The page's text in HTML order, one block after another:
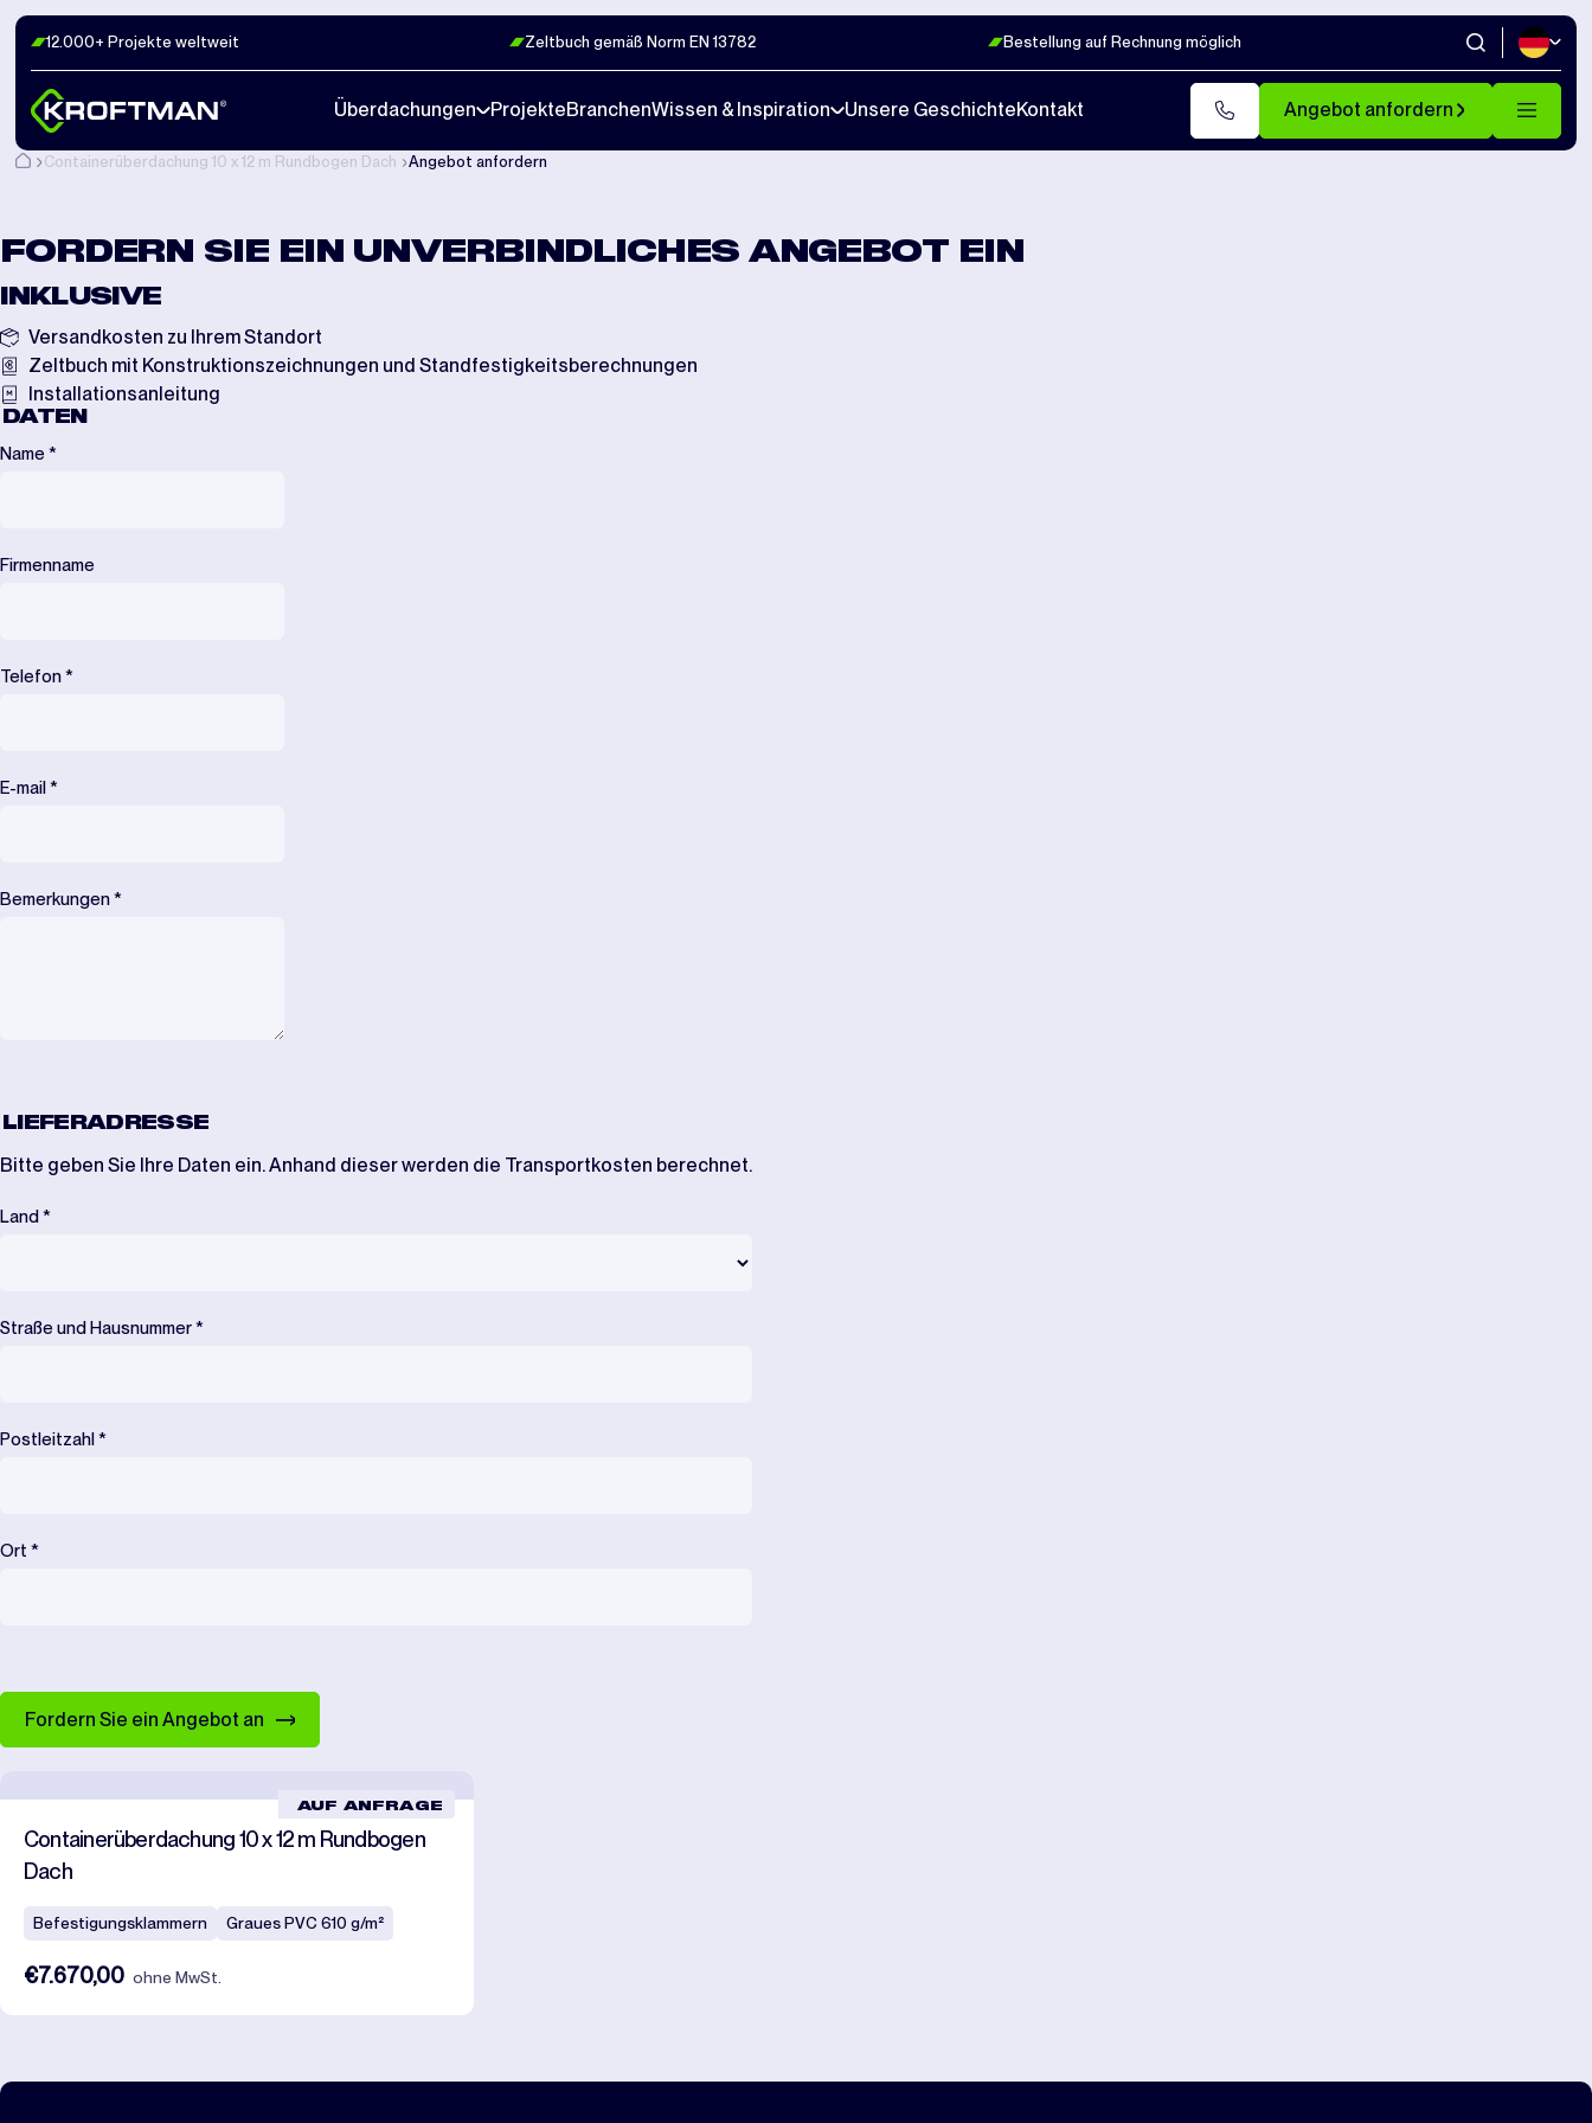
12.000+ Projekte weltweit Zeltbuch gemäß Norm EN 13782 Bestellung auf Rechnung möglich
Überdachungen ProjekteBranchenWissen & Inspiration Unsere GeschichteKontakt Angebot anfordern
Containerüberdachung 10 x 12 m Rundbogen Dach Angebot anfordern
FORDERN SIE EIN UNVERBINDLICHES ANGEBOT EIN
INKLUSIVE
Versandkosten zu Ihrem Standort
Zeltbuch mit Konstruktionszeichnungen und Standfestigkeitsberechnungen
Installationsanleitung
DATEN
Name *
Firmenname
Telefon*
E-mail*
Bemerkungen*
LIEFERADRESSE
Bitte geben Sie Ihre Daten ein. Anhand dieser werden die Transportkosten berechnet.
Land*
Straße und Hausnummer*
Postleitzahl*
Ort *
Fordern Sie ein Angebot an
AUF ANFRAGE
Containerüberdachung 10 x 12 m Rundbogen
Dach
Befestigungsklammern Graues PVC 610 g/m²
€7.670,00 ohne MwSt.